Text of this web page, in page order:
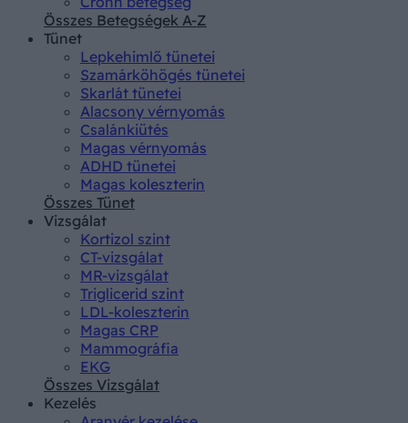
Összes Betegségek A-Z
Tünet
Lepkehimlő tünetei
Szamárköhögés tünetei
Skarlát tünetei
Alacsony vérnyomás
Csalánkiütés
Magas vérnyomás
ADHD tünetei
Magas koleszterin
Összes Tünet
Vizsgálat
Kortizol szint
CT-vizsgálat
MR-vizsgálat
Triglicerid szint
LDL-koleszterin
Magas CRP
Mammográfia
EKG
Összes Vizsgálat
Kezelés